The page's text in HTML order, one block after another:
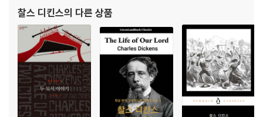
33년 『먼슬리 매거진』에 첫 단편 「
찰스 디킨스의 다른 상품